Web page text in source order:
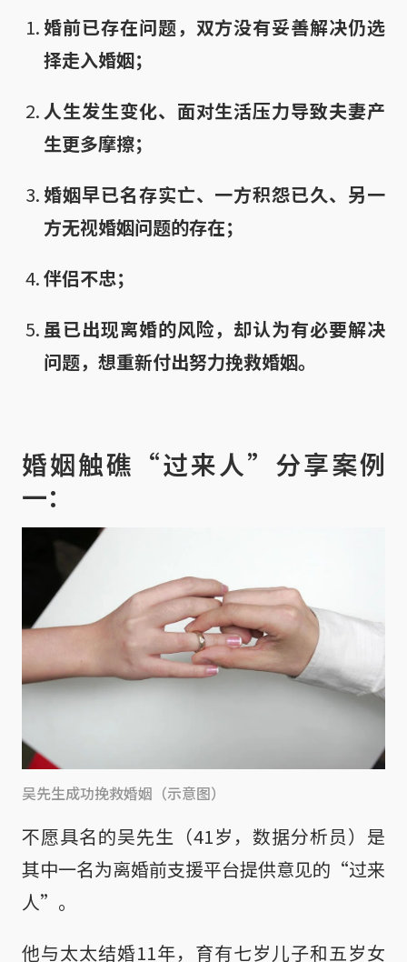
婚前已存在问题，双方没有妥善解决仍选
择走入婚姻；
人生发生变化、面对生活压力导致夫妻产
生更多摩擦；
婚姻早已名存实亡、一方积怨已久、另一
方无视婚姻问题的存在；
伴侣不忠；
虽已出现离婚的风险，却认为有必要解决
问题，想重新付出努力挽救婚姻。
婚姻触礁“过来人”分享案例
一：
吴先生成功挽救婚姻（示意图）
不愿具名的吴先生（41岁，数据分析员）是
其中一名为离婚前支援平台提供意见的“过来
人”。
他与太太结婚11年，育有七岁儿子和五岁女